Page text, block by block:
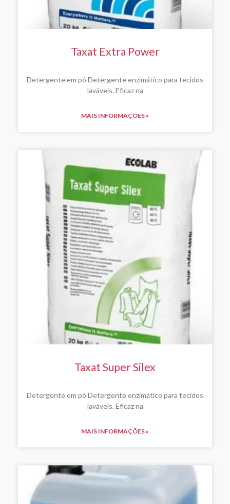
Taxat Extra Power
Detergente em pó Detergente enzimático para tecidos
laváveis. Eficaz na
MAIS INFORMAÇÕES »
Taxat Super Silex
Detergente em pó Detergente enzimático para tecidos
laváveis. Eficaz na
MAIS INFORMAÇÕES »